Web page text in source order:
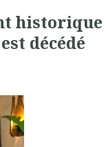
historique
décédé